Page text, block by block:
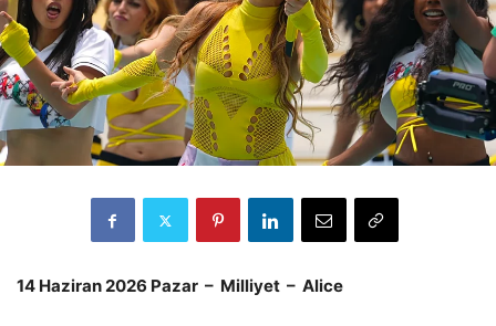
14 Haziran 2026 Pazar – Milliyet – Alice